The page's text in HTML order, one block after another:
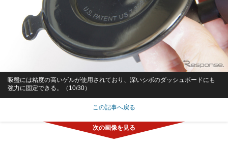
吸盤には粘度の高いゲルが使用されており、深いシボのダッシュボードにも
強力に固定できる。（10/30）
この記事へ戻る